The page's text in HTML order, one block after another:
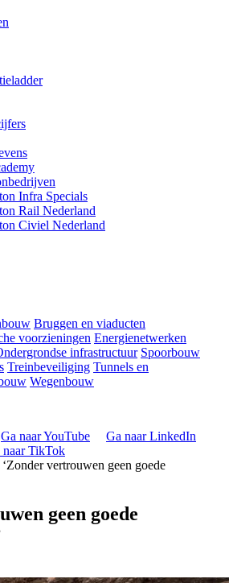
Infra Specials
Rail Nederland
Civiel Nederland
Bruggen en viaducten
voorzieningen Energienetwerken
infrastructuur Spoorbouw
Treinbeveiliging Tunnels en
Wegenbouw
Ga naar YouTube
Ga naar LinkedIn
naar TikTok
‘Zonder vertrouwen geen goede
geen goede